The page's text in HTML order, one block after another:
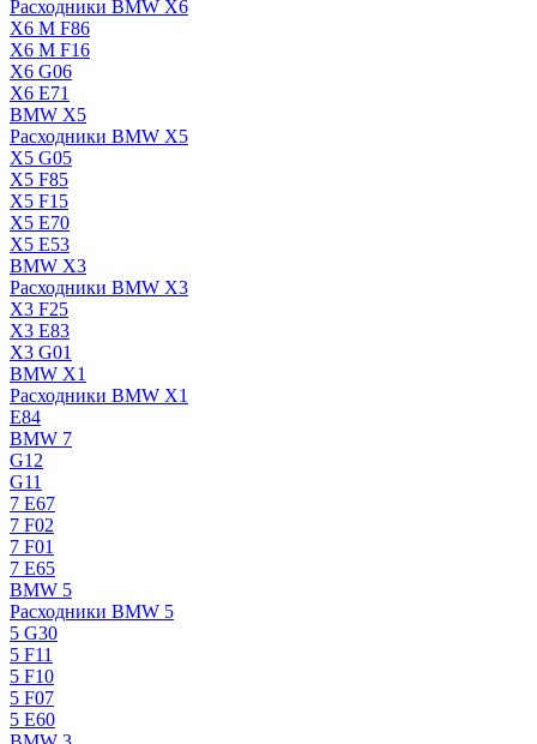
Расходники BMW X6
X6 M F86
X6 M F16
X6 G06
X6 E71
BMW X5
Расходники BMW X5
X5 G05
X5 F85
X5 F15
X5 E70
X5 E53
BMW X3
Расходники BMW X3
X3 F25
X3 E83
X3 G01
BMW X1
Расходники BMW X1
E84
BMW 7
G12
G11
7 Е67
7 F02
7 F01
7 E65
BMW 5
Расходники BMW 5
5 G30
5 F11
5 F10
5 F07
5 E60